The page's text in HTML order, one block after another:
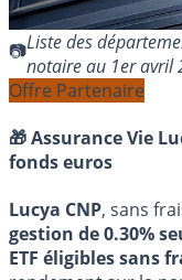
Liste des
notaire au 1er avril
Offre Partenaire
🎁 Assurance Vie
fonds euros
Lucya CNP, sans
gestion de 0.30%
ETF éligibles sans